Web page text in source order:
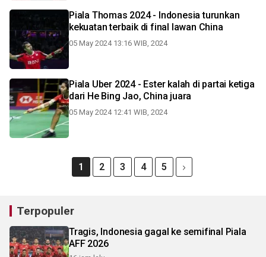
Piala Thomas 2024 - Indonesia turunkan
kekuatan terbaik di final lawan China
05 May 2024 13:16 WIB, 2024
Piala Uber 2024 - Ester kalah di partai ketiga
dari He Bing Jao, China juara
05 May 2024 12:41 WIB, 2024
1 2 3 4 5
Terpopuler
Tragis, Indonesia gagal ke semifinal Piala
AFF 2026